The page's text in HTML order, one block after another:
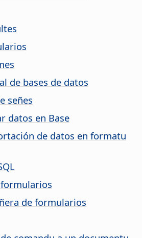
de bases de datos
señes
datos en Base
de datos en formatu
de formularios